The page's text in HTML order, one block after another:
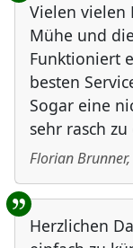
Vielen vielen
Mühe und
Funktioniert
besten
Sogar eine
sehr rasch
Florian Brunner,
Herzlichen